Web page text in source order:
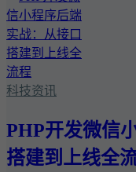
科技资讯
PHP开发微信
搭建到上线全